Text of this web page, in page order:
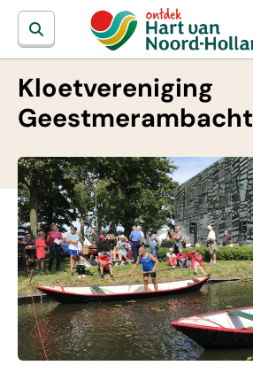
Kloetvereniging
Geestmerambacht